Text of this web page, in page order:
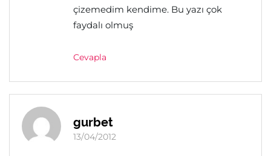
çizemedim kendime. Bu yazı çok
faydalı olmuş
Cevapla
gurbet
13/04/2012